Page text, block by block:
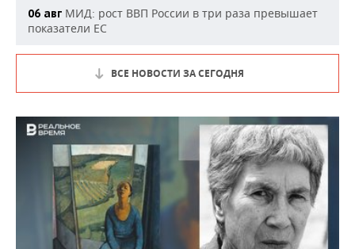
06 авг МИД: рост ВВП России в три раза превышает
показатели ЕС
ВСЕ НОВОСТИ ЗА СЕГОДНЯ